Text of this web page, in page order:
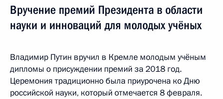
Вручение премий Президента в области
науки и инноваций для молодых учёных
Владимир Путин вручил в Кремле молодым учёным
дипломы о присуждении премий за 2018 год.
Церемония традиционно была приурочена ко Дню
российской науки, который отмечается 8 февраля.